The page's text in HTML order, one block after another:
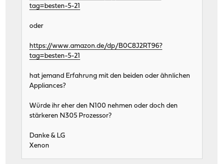
tag=besten-5-21
oder
https://www.amazon.de/dp/B0C8J2RT96?
tag=besten-5-21
hat jemand Erfahrung mit den beiden oder ähnlichen
Appliances?
Würde ihr eher den N100 nehmen oder doch den
stärkeren N305 Prozessor?
Danke & LG
Xenon